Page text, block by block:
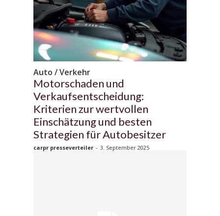
Auto / Verkehr
Motorschaden und
Verkaufsentscheidung:
Kriterien zur wertvollen
Einschätzung und besten
Strategien für Autobesitzer
carpr presseverteiler - 3. September 2025